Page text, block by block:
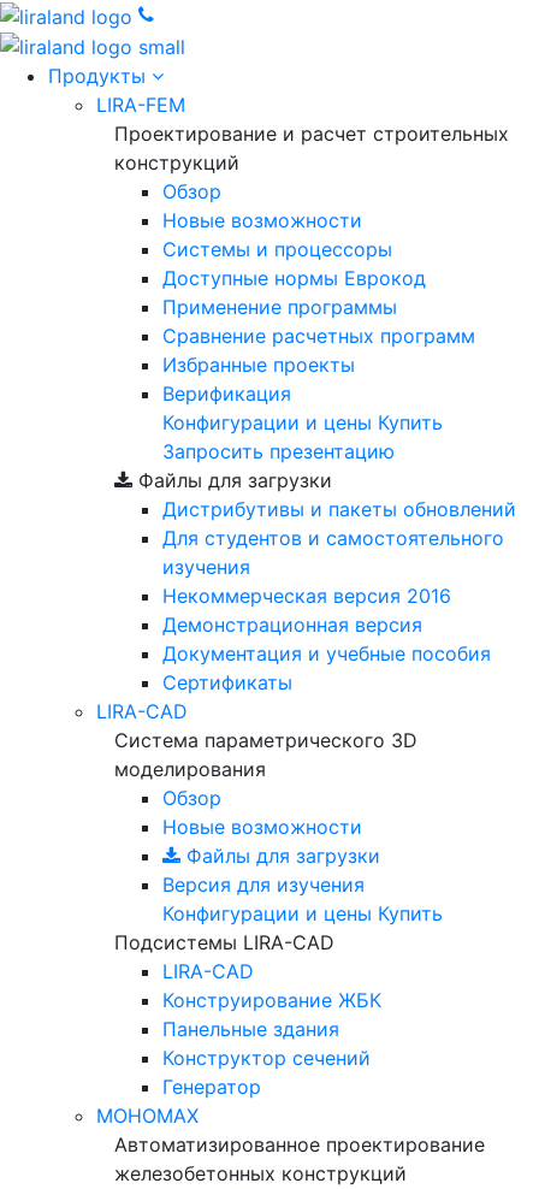
Продукты
LIRA-FEM
Проектирование и расчет строительных
конструкций
Обзор
Новые возможности
Cистемы и процессоры
Доступные нормы Еврокод
Применение программы
Сравнение расчетных программ
Избранные проекты
Верификация
Конфигурации и цены Купить
Запросить презентацию
Файлы для загрузки
Дистрибутивы и пакеты обновлений
Для студентов и самостоятельного
изучения
Некоммерческая версия 2016
Демонстрационная версия
Документация и учебные пособия
Сертификаты
LIRA-CAD
Система параметрического 3D
моделирования
Обзор
Новые возможности
Файлы для загрузки
Версия для изучения
Конфигурации и цены Купить
Подсистемы LIRA-CAD
LIRA-CAD
Конструирование ЖБК
Панельные здания
Конструктор сечений
Генератор
МОНОМАХ
Автоматизированное проектирование
железобетонных конструкций